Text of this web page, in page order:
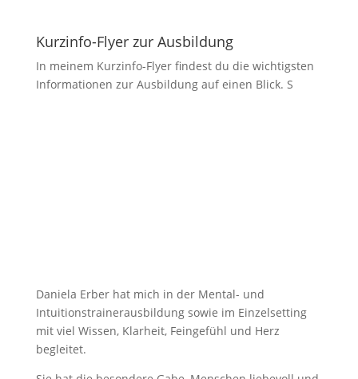
Kurzinfo-Flyer zur Ausbildung
In meinem Kurzinfo-Flyer findest du die wichtigsten
Informationen zur Ausbildung auf einen Blick. S
Daniela Erber hat mich in der Mental- und
Intuitionstrainerausbildung sowie im Einzelsetting
mit viel Wissen, Klarheit, Feingefühl und Herz
begleitet.